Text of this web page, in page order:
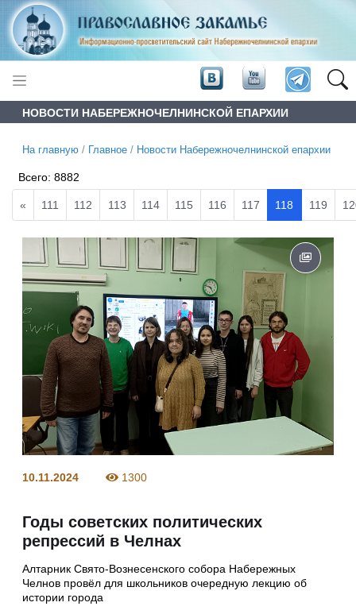
НОВОСТИ НАБЕРЕЖНОЧЕЛНИНСКОЙ ЕПАРХИИ
На главную / Главное / Новости Набережночелнинской епархии
Всего:8882
« 111 112 113 114 115 116 117 118 119
10.11.2024 1300
Годы советских политических
репрессий в Челнах
Алтарник Свято-Вознесенского собора Набережных
Челнов провёл для школьников очередную лекцию об
истории города